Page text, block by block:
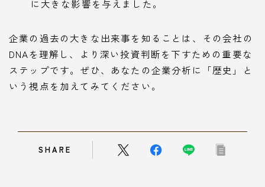
に大きな影響を与えました。
企業の過去の大きな出来事を知ることは、その会社の
DNAを理解し、より深い投資判断を下すための重要な
ステップです。ぜひ、あなたの企業分析に「歴史」と
いう視点を加えてみてください。
SHARE